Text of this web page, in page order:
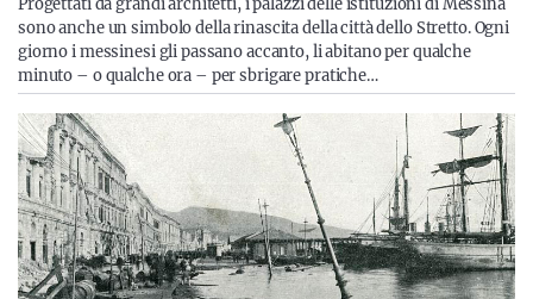
Progettati da grandi architetti, i palazzi delle istituzioni di Messina
sono anche un simbolo della rinascita della città dello Stretto. Ogni
giorno i messinesi gli passano accanto, li abitano per qualche
minuto – o qualche ora – per sbrigare pratiche…